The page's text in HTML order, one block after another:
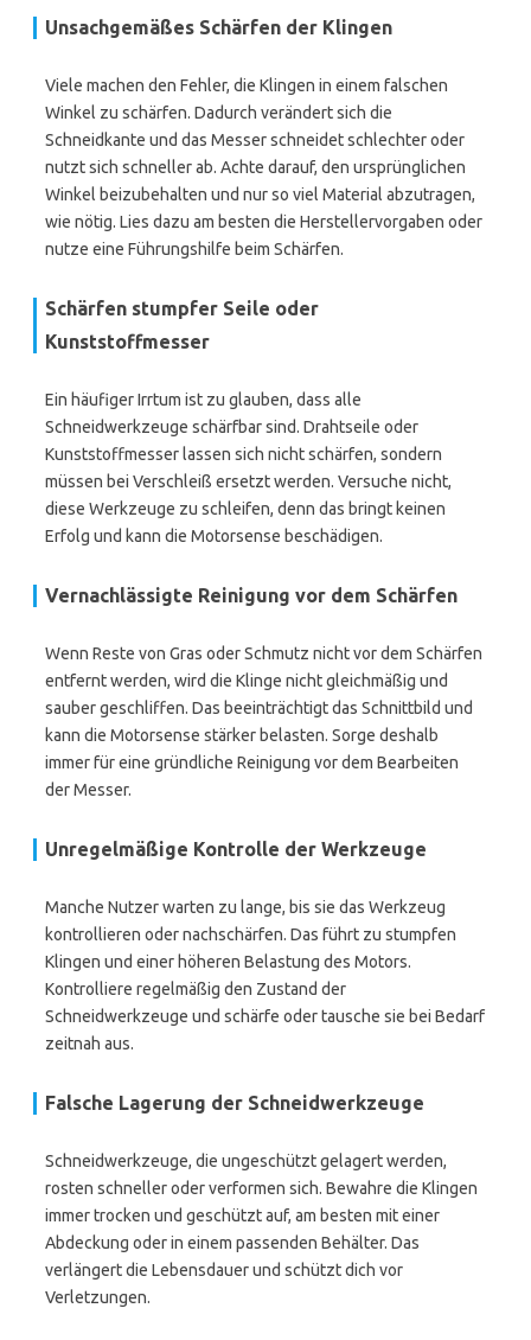
Unsachgemäßes Schärfen der Klingen
Viele machen den Fehler, die Klingen in einem falschen
Winkel zu schärfen. Dadurch verändert sich die
Schneidkante und das Messer schneidet schlechter oder
nutzt sich schneller ab. Achte darauf, den ursprünglichen
Winkel beizubehalten und nur so viel Material abzutragen,
wie nötig. Lies dazu am besten die Herstellervorgaben oder
nutze eine Führungshilfe beim Schärfen.
Schärfen stumpfer Seile oder
Kunststoffmesser
Ein häufiger Irrtum ist zu glauben, dass alle
Schneidwerkzeuge schärfbar sind. Drahtseile oder
Kunststoffmesser lassen sich nicht schärfen, sondern
müssen bei Verschleiß ersetzt werden. Versuche nicht,
diese Werkzeuge zu schleifen, denn das bringt keinen
Erfolg und kann die Motorsense beschädigen.
Vernachlässigte Reinigung vor dem Schärfen
Wenn Reste von Gras oder Schmutz nicht vor dem Schärfen
entfernt werden, wird die Klinge nicht gleichmäßig und
sauber geschliffen. Das beeinträchtigt das Schnittbild und
kann die Motorsense stärker belasten. Sorge deshalb
immer für eine gründliche Reinigung vor dem Bearbeiten
der Messer.
Unregelmäßige Kontrolle der Werkzeuge
Manche Nutzer warten zu lange, bis sie das Werkzeug
kontrollieren oder nachschärfen. Das führt zu stumpfen
Klingen und einer höheren Belastung des Motors.
Kontrolliere regelmäßig den Zustand der
Schneidwerkzeuge und schärfe oder tausche sie bei Bedarf
zeitnah aus.
Falsche Lagerung der Schneidwerkzeuge
Schneidwerkzeuge, die ungeschützt gelagert werden,
rosten schneller oder verformen sich. Bewahre die Klingen
immer trocken und geschützt auf, am besten mit einer
Abdeckung oder in einem passenden Behälter. Das
verlängert die Lebensdauer und schützt dich vor
Verletzungen.